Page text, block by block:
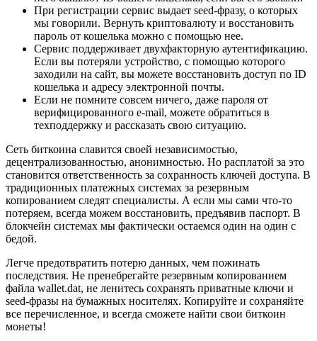
При регистрации сервис выдает seed-фразу, о которых
мы говорили. Вернуть криптовалюту и восстановить
пароль от кошелька можно с помощью нее.
Сервис поддерживает двухфакторную аутентификацию.
Если вы потеряли устройство, с помощью которого
заходили на сайт, вы можете восстановить доступ по ID
кошелька и адресу электронной почты.
Если не помните совсем ничего, даже пароля от
верифицированного e-mail, можете обратиться в
техподдержку и рассказать свою ситуацию.
Сеть биткоина славится своей независимостью,
децентрализованностью, анонимностью. Но расплатой за это
становится ответственность за сохранность ключей доступа. В
традиционных платежных системах за резервным
копированием следят специалисты. А если мы сами что-то
потеряем, всегда можем восстановить, предъявив паспорт. В
блокчейн системах мы фактически остаемся один на один с
бедой.
Легче предотвратить потерю данных, чем пожинать
последствия. Не пренебрегайте резервным копированием
файла wallet.dat, не ленитесь сохранять приватные ключи и
seed-фразы на бумажных носителях. Копируйте и сохраняйте
все перечисленное, и всегда сможете найти свои биткоин
монеты!